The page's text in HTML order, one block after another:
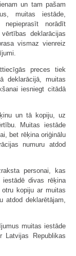
un tam pašam
muitas iestāde,
norādīt
deklarācijas
vismaz vienreiz
preces tiek
deklarācijā, muitas
iesniegt citādā
un tā kopiju, uz
Muitas iestāde
bet rēķina oriģinālu
numuru atdod
personai, kas
divas rēķina
kopiju ar muitas
atdod deklarētājam,
muitas iestāde
Republikas